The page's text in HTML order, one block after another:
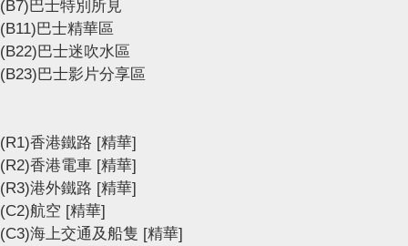
(B7)巴士特別所見
(B11)巴士精華區
(B22)巴士迷吹水區
(B23)巴士影片分享區
(R1)香港鐵路 [精華]
(R2)香港電車 [精華]
(R3)港外鐵路 [精華]
(C2)航空 [精華]
(C3)海上交通及船隻 [精華]